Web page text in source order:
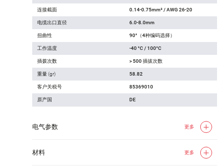
连接截面 0.14-0.75mm² / AWG 26-20
电缆出口直径 6.0-8.0mm
扭曲性 90°（4种编码选择）
工作温度 -40 °C / 100°C
插拨次数 > 500 插拔次数
重量 (gr) 58.82
客户关税号 85369010
原产国 DE
电气参数 更多
材料 更多